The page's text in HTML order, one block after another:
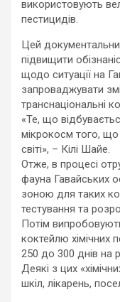
використовують
пестицидів.
Цей
підвищити
щодо ситуації на
запроваджувати
транснаціональні
«Те, що
мікрокосм того,
світі», – Кілі Шайе.
Отже, в процесі
фауна Гавайських
зоною для таких
тестування та
Потім
коктейлю хімічних
250 до 300 днів на
Деякі з цих
шкіл, лікарень,